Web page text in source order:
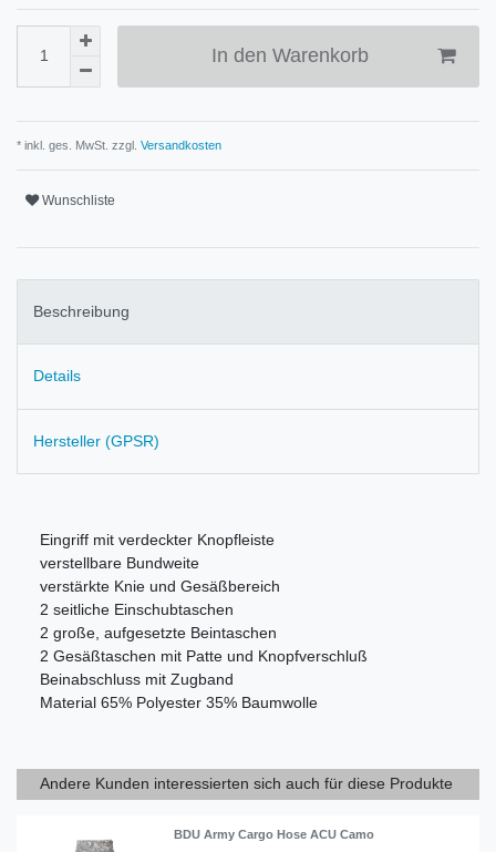
In den Warenkorb
* inkl. ges. MwSt. zzgl. Versandkosten
Wunschliste
Beschreibung
Details
Hersteller (GPSR)
Eingriff mit verdeckter Knopfleiste
verstellbare Bundweite
verstärkte Knie und Gesäßbereich
2 seitliche Einschubtaschen
2 große, aufgesetzte Beintaschen
2 Gesäßtaschen mit Patte und Knopfverschluß
Beinabschluss mit Zugband
Material 65% Polyester 35% Baumwolle
Andere Kunden interessierten sich auch für diese Produkte
BDU Army Cargo Hose ACU Camo